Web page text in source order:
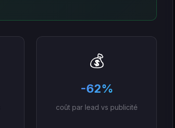
💰
-62%
coût par lead vs publicité